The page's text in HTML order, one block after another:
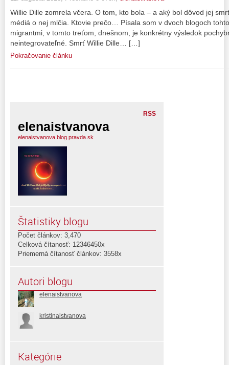
Willie Dille zomrela včera. O tom, kto bola – a aký bol dôvod jej
médiá o nej mlčia. Ktovie prečo… Písala som v dvoch blogoch
migrantmi, v tomto treťom, dnešnom, je konkrétny výsledok
neintegrovateľné. Smrť Willie Dille… […]
Pokračovanie článku
RSS
elenaistvanova
elenaistvanova.blog.pravda.sk
Štatistiky blogu
Počet článkov: 3,470
Celková čítanosť: 12346450x
Priemerná čítanosť článkov: 3558x
Autori blogu
elenaistvanova
kristinaistvanova
Kategórie